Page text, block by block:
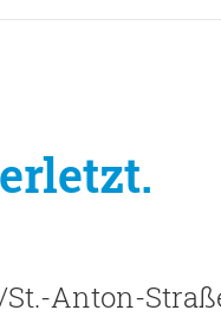
Anton-